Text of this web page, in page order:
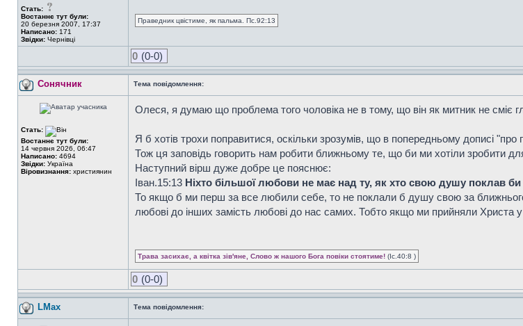
Стать:
Востаннє тут були:
20 березня 2007, 17:37
Написано: 171
Звідки: Чернівці
Праведник цвістиме, як пальма. Пс.92:13
0 (0-0)
Сонячник Тема повідомлення:
Стать:
Востаннє тут були:
14 червня 2026, 06:47
Написано: 4694
Звідки: Україна
Віровизнання: християнин
Олеся, я думаю що проблема того чоловіка не в тому, що він як митник не сміє
Я б хотів трохи поправитися, оскільки зрозумів, що в попередньому дописі
Тож ця заповідь говорить нам робити ближньому те, що би ми хотіли зробити
Наступний вірш дуже добре це пояснює:
Iван.15:13 Ніхто більшої любови не має над ту, як хто свою душу поклав би
То якщо б ми перш за все любили себе, то не поклали б душу свою за
любові до інших замість любові до нас самих. Тобто якщо ми прийняли
Трава засихає, а квітка зів'яне, Слово ж нашого Бога повіки стоятиме! (Іс.40:8 )
0 (0-0)
LMax Тема повідомлення: